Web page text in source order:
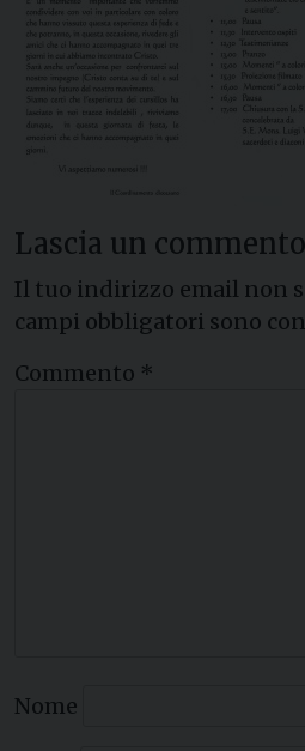
Lascia un commento
Il tuo indirizzo email non
campi obbligatori sono
Commento *
Nome